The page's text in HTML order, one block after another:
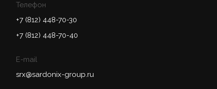
Телефон
+7 (812) 448-70-30
+7 (812) 448-70-40
E-mail
srx@sardonix-group.ru